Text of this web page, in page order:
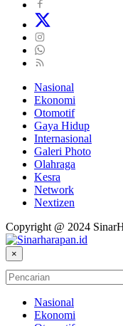
Nasional
Ekonomi
Otomotif
Gaya Hidup
Internasional
Galeri Photo
Olahraga
Kesra
Network
Nextizen
Copyright @ 2024
×
Nasional
Ekonomi